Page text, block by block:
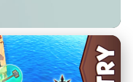
Inovace,